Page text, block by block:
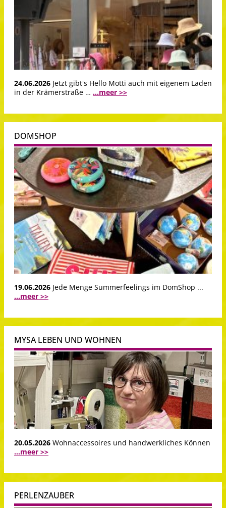
24.06.2026 Jetzt gibt's Hello Motti auch mit eigenem Laden
in der Krämerstraße … ...meer >>
DOMSHOP
19.06.2026 Jede Menge Summerfeelings im DomShop ...
...meer >>
MYSA LEBEN UND WOHNEN
20.05.2026 Wohnaccessoires und handwerkliches Können
...meer >>
PERLENZAUBER